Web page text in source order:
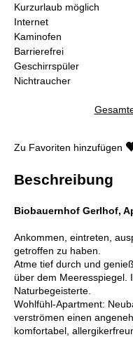
Kurzurlaub möglich
Internet
Kaminofen
Barrierefrei
Geschirrspüler
Nichtraucher
Zu Favoriten hinzufügen
Beschreibung
Biobauernhof Gerlhof,
Ankommen, eintreten,
getroffen zu haben.
Atme tief durch und
über dem Meeresspiegel.
Naturbegeisterte.
Wohlfühl-Apartment:
verströmen einen
komfortabel,